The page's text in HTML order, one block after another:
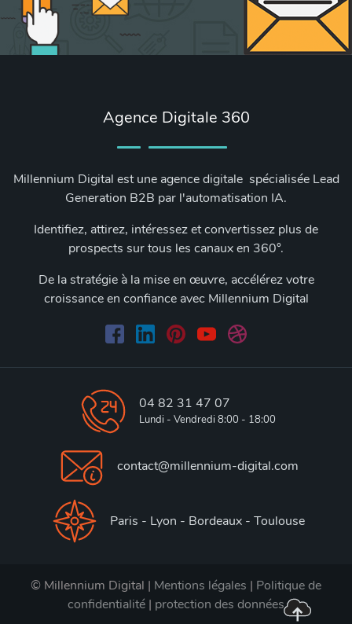
Agence Digitale 360
Millennium Digital est une agence digitale spécialisée Lead
Generation B2B par l'automatisation IA.
Identifiez, attirez, intéressez et convertissez plus de
prospects sur tous les canaux en 360°.
De la stratégie à la mise en œuvre, accélérez votre
croissance en confiance avec Millennium Digital
04 82 31 47 07
Lundi - Vendredi 8:00 - 18:00
contact@millennium-digital.com
Paris - Lyon - Bordeaux - Toulouse
© Millennium Digital | Mentions légales | Politique de
confidentialité | protection des données